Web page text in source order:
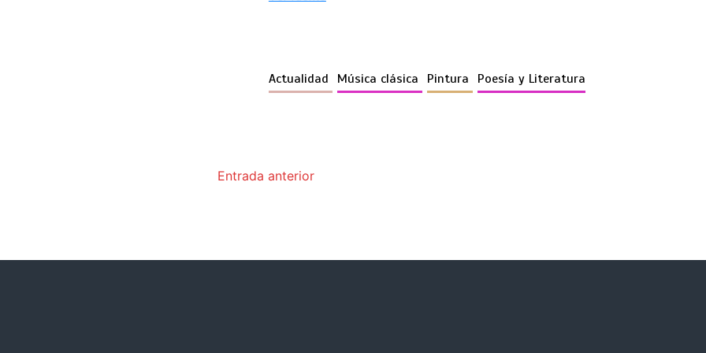
Actualidad Música clásica Pintura Poesía y Literatura
Entrada anterior